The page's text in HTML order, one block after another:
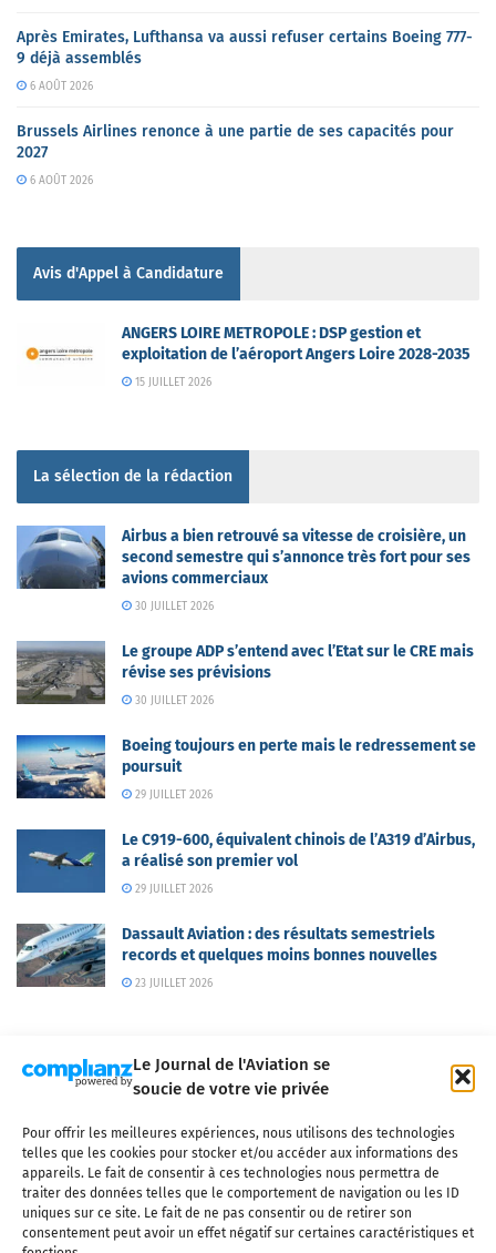
Le Journal de l'Aviation se
soucie de votre vie privée
Pour offrir les meilleures expériences, nous utilisons des technologies
telles que les cookies pour stocker et/ou accéder aux informations des
appareils. Le fait de consentir à ces technologies nous permettra de
traiter des données telles que le comportement de navigation ou les ID
uniques sur ce site. Le fait de ne pas consentir ou de retirer son
consentement peut avoir un effet négatif sur certaines caractéristiques et
Après Emirates, Lufthansa va aussi refuser certains Boeing 777-
9 déjà assemblés
6 AOÛT 2026
Brussels Airlines renonce à une partie de ses capacités pour
2027
6 AOÛT 2026
Avis d'Appel à Candidature
ANGERS LOIRE METROPOLE : DSP gestion et
exploitation de l’aéroport Angers Loire 2028-2035
15 JUILLET 2026
La sélection de la rédaction
Airbus a bien retrouvé sa vitesse de croisière, un
second semestre qui s’annonce très fort pour ses
avions commerciaux
30 JUILLET 2026
Le groupe ADP s’entend avec l’Etat sur le CRE mais
révise ses prévisions
30 JUILLET 2026
Boeing toujours en perte mais le redressement se
poursuit
29 JUILLET 2026
Le C919-600, équivalent chinois de l’A319 d’Airbus,
a réalisé son premier vol
29 JUILLET 2026
Dassault Aviation : des résultats semestriels
records et quelques moins bonnes nouvelles
23 JUILLET 2026
Qui sommes-nous ? Nous contacter
Partenaires
Mentions légales
CGV Politique de confidentialité Cookies